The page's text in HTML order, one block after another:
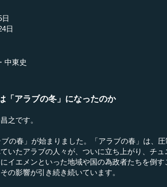
日
中東史
「アラブの冬」になったのか
之です。
の春」が始まりました。「アラブの春」は、
いたアラブの人々が、ついに立ち上がり、チ
イエメンといった地域や国の為政者たちを倒
の影響が引き続き続いています。